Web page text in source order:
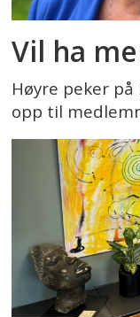
Vil ha
Høyre peker
opp til